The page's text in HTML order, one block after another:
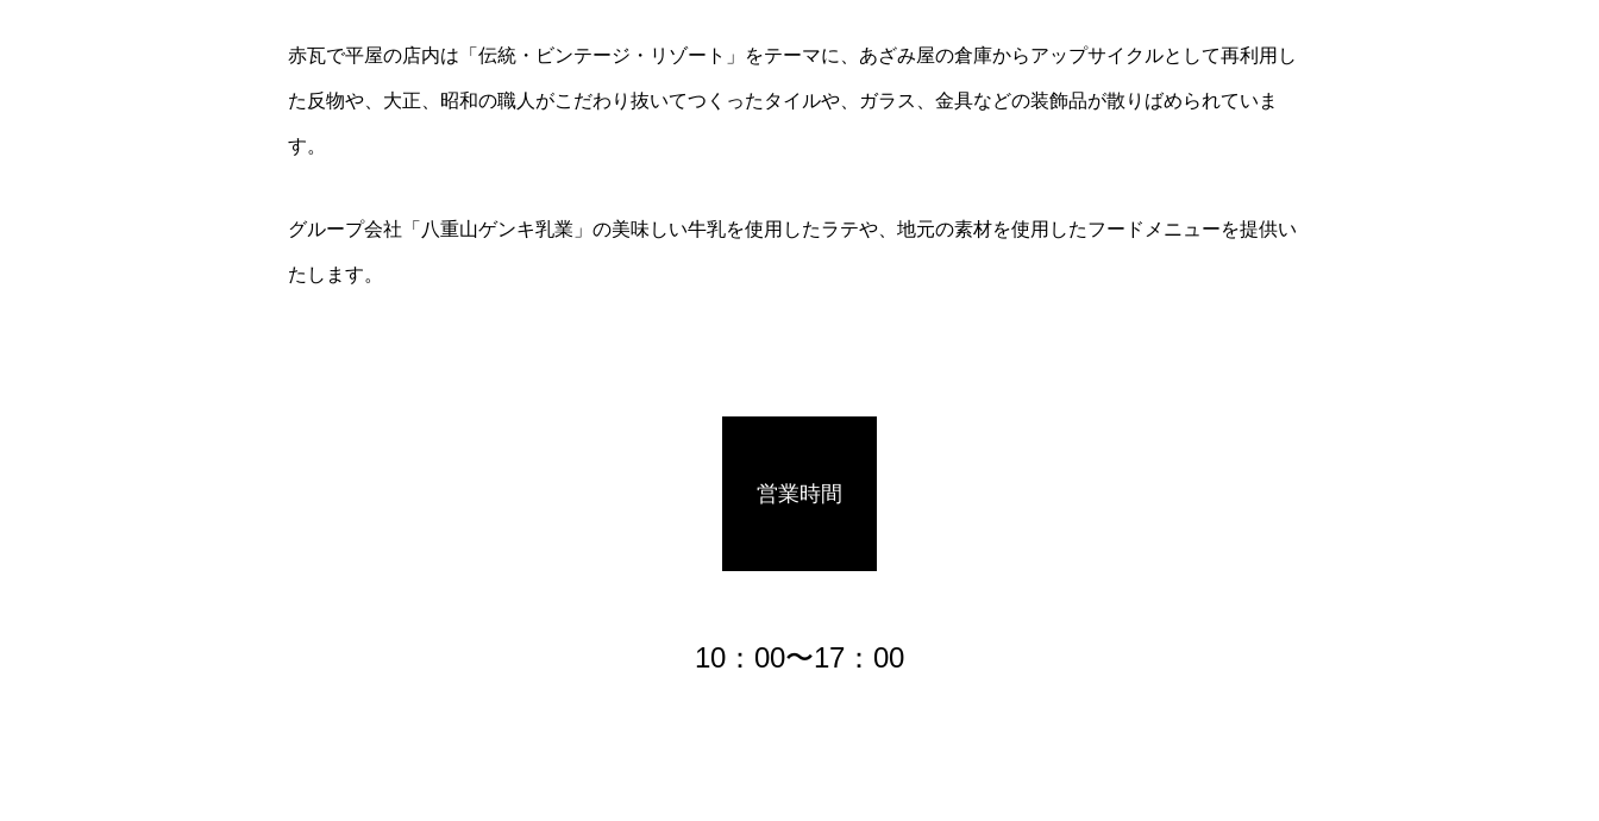
赤瓦で平屋の店内は「伝統・ビンテージ・リゾート」をテーマに、あざみ屋の倉庫からアップサイクルとして再利用し
た反物や、大正、昭和の職人がこだわり抜いてつくったタイルや、ガラス、金具などの装飾品が散りばめられていま
す。
グループ会社「八重山ゲンキ乳業」の美味しい牛乳を使用したラテや、地元の素材を使用したフードメニューを提供い
たします。
営業時間
10：00〜17：00